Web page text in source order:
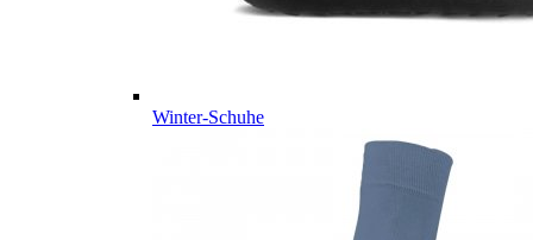
Winter-Schuhe